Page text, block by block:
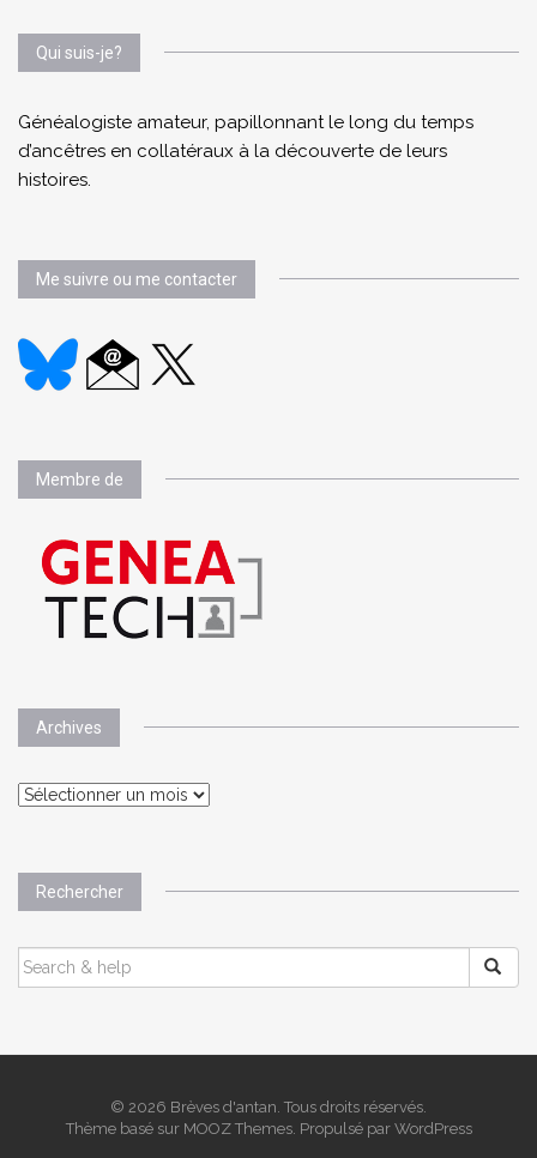
Qui suis-je?
Généalogiste amateur, papillonnant le long du temps
d’ancêtres en collatéraux à la découverte de leurs
histoires.
Me suivre ou me contacter
Membre de
Archives
Archives
Rechercher
SEARCH
FOR:
© 2026 Brèves d'antan. Tous droits réservés.
Thème basé sur MOOZ Themes. Propulsé par WordPress